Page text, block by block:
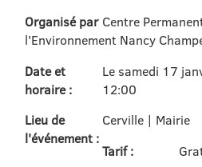
Organisé par Centre
l'Environnement Nancy
Date et
horaire :
Le samedi 17
12:00
Lieu de
l'événement :
Cerville | Mairie
Tarif :